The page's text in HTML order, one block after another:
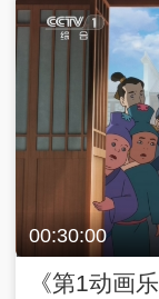
00:30:00
《第1动画